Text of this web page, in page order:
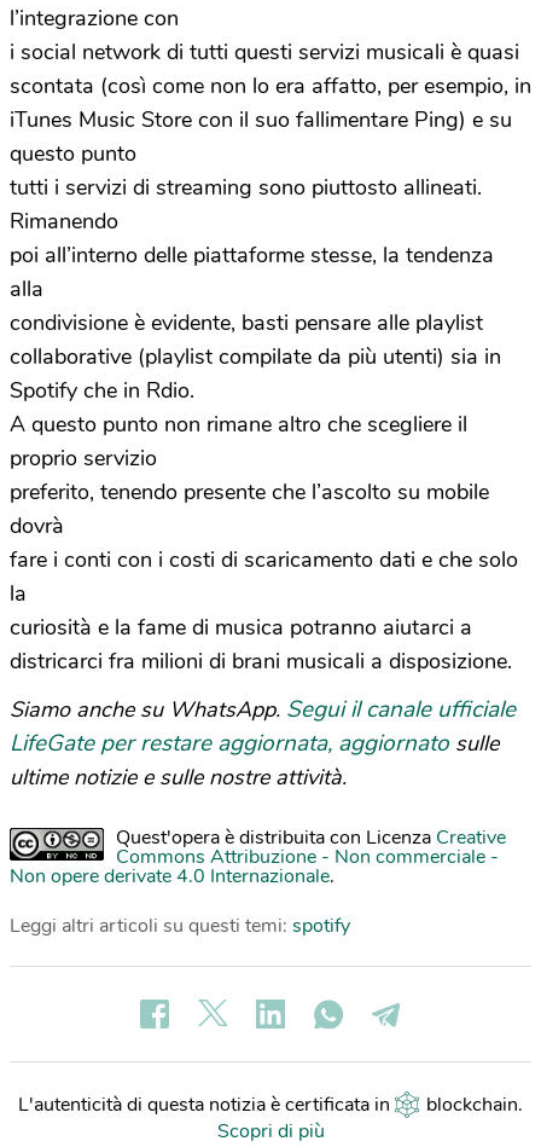
l’integrazione con
i social network di tutti questi servizi musicali è quasi
scontata (così come non lo era affatto, per esempio, in
iTunes Music Store con il suo fallimentare Ping) e su
questo punto
tutti i servizi di streaming sono piuttosto allineati.
Rimanendo
poi all’interno delle piattaforme stesse, la tendenza
alla
condivisione è evidente, basti pensare alle playlist
collaborative (playlist compilate da più utenti) sia in
Spotify che in Rdio.
A questo punto non rimane altro che scegliere il
proprio servizio
preferito, tenendo presente che l’ascolto su mobile
dovrà
fare i conti con i costi di scaricamento dati e che solo
la
curiosità e la fame di musica potranno aiutarci a
districarci fra milioni di brani musicali a disposizione.
Siamo anche su WhatsApp. Segui il canale ufficiale
LifeGate per restare aggiornata, aggiornato sulle
ultime notizie e sulle nostre attività.
Quest'opera è distribuita con Licenza Creative
Commons Attribuzione - Non commerciale -
Non opere derivate 4.0 Internazionale.
Leggi altri articoli su questi temi: spotify
L'autenticità di questa notizia è certificata in blockchain.
Scopri di più